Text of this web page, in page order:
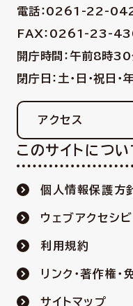
電話：0261-22-
FAX：0261-23-
開庁時間：午前8時
閉庁日：土・日・祝日・
アクセス
このサイトについ
個人情報保護方
ウェブアクセシビ
利用規約
リンク・著作権・
サイトマップ